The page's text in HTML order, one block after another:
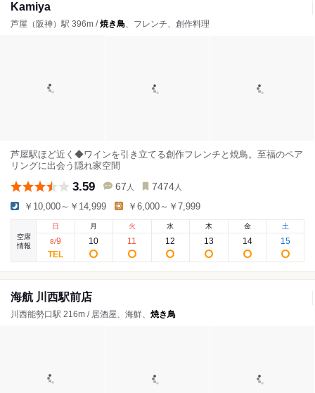
Kamiya
芦屋（阪神）駅 396m /焼き鳥、フレンチ、創作料理
芦屋駅ほど近く◆ワインを引き立てる創作フレンチと焼鳥。至福のペア
リングに出会う隠れ家空間
3.59 67 人 7474 人
￥10,000～￥14,999 ￥6,000～￥7,999
空席
情報
日
8/9
月
10
火
11
水
12
木
13
金
14
土
15
海航 川西駅前店
川西能勢口駅 216m / 居酒屋、海鮮、 焼き鳥